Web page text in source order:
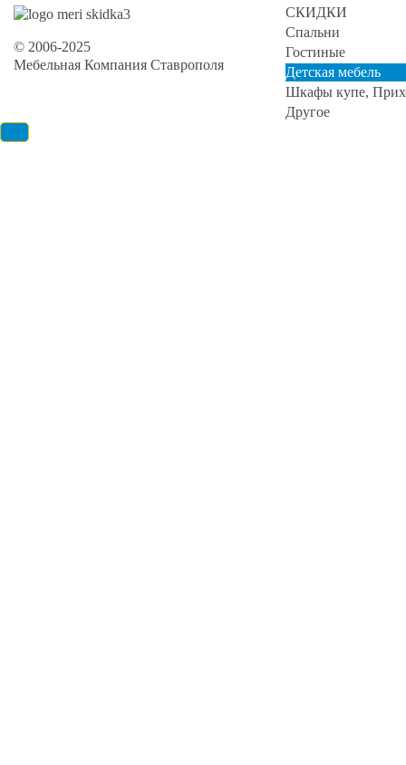
© 2006-2025
Мебельная Компания Ставрополя
СКИДКИ
Спальни
Гостиные
Детская мебель
Шкафы купе,
Другое